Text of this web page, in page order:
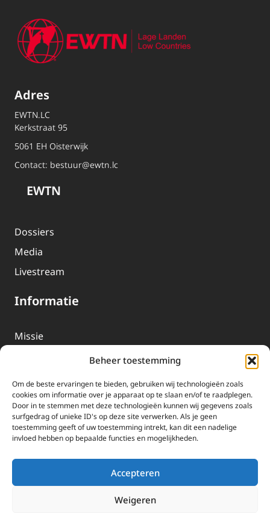
Beheer toestemming
Om de beste ervaringen te bieden, gebruiken wij technologieën zoals
cookies om informatie over je apparaat op te slaan en/of te raadplegen.
Door in te stemmen met deze technologieën kunnen wij gegevens zoals
surfgedrag of unieke ID's op deze site verwerken. Als je geen
toestemming geeft of uw toestemming intrekt, kan dit een nadelige
invloed hebben op bepaalde functies en mogelijkheden.
Accepteren
Weigeren
Adres
EWTN.LC
Kerkstraat 95
5061 EH Oisterwijk
Contact: bestuur@ewtn.lc
EWTN
Dossiers
Media
Livestream
Informatie
Missie
EWTN-Team
Organisatiegegevens
Doneren
EWTN wordt uitsluitend gefinancierd door uw donaties.
Wij ontvangen bewust geen advertentie-inkomsten of